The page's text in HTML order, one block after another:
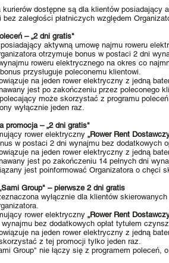
kurierów dostępne są dla klientów posiadający
bez zaległości płatniczych względem
– „2 dni gratis"
aktywną umowę najmu roweru
otrzymuje bonus w postaci 2 dni
roweru elektrycznego na okres co
przysługuje poleconemu klientowi.
na jeden rower elektryczny z jedną
jest po zakończeniu przez poleconego
może skorzystać z programu
wyłącznie jeden raz.
promocja – „2 dni gratis"
rower elektryczny „Rower Rent
w postaci 2 dni wynajmu bez dodatkowych
na jeden rower elektryczny z jedną
jest po zakończeniu 14 pełnych dni
jest poinformować Organizatora o chęci
Group" – pierwsze 2 dni gratis
wyłącznie dla klientów
rower elektryczny „Rower Rent
bez dodatkowych opłat tytułem
na jeden rower elektryczny z jedną
z tej promocji tylko jeden raz.
Group" nie łączy się z programem poleceń,